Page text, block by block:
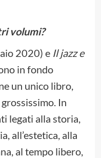
volumi?
2020) e Il jazz e
in fondo
un unico libro,
In
legati alla storia,
all’estetica, alla
al tempo libero,